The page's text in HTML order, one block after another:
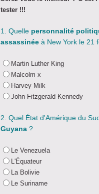
tester !!!
1. Quelle personnalité
assassinée à New York le 21
Martin Luther King
Malcolm x
Harvey Milk
John Fitzgerald Kennedy
2. Quel État d'Amérique du
Guyana ?
Le Venezuela
L'Équateur
La Bolivie
Le Suriname